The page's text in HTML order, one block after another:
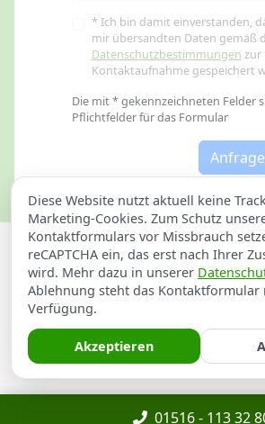
* Ich bin damit einverstanden,
mir übersandten Daten gemäß
Datenschutzbestimmungen zur
Kontaktaufnahme gespeichert
Die mit * gekennzeichneten Felder
Pflichtfelder für das Formular
Datenschutzerklärung Impressum
Schlüsselnotdienst in Sankt
DGUV-Prüfung in Sankt
Copyright ©
01516 - 113 32
Diese Website nutzt aktuell keine
Marketing-Cookies. Zum Schutz
Kontaktformulars vor Missbrauch
reCAPTCHA ein, das erst nach Ihrer
wird. Mehr dazu in unserer
Ablehnung steht das Kontaktformular
Verfügung.
Akzeptieren